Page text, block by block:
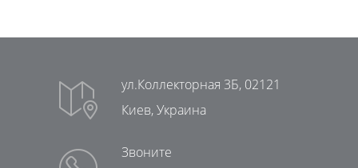
ул.Коллекторная 3Б, 02121
Киев, Украина
Звоните